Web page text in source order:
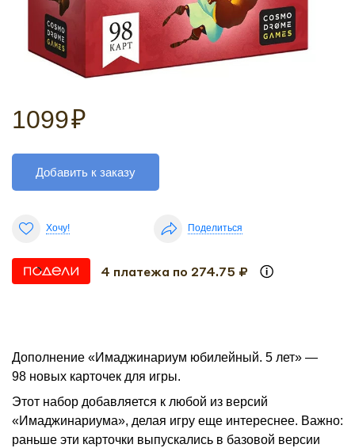
1099₽
Добавить к заказу
Хочу! Поделиться
4 платежа по 274.75 ₽
Дополнение «Имаджинариум юбилейный. 5 лет» —
98 новых карточек для игры.
Этот набор добавляется к любой из версий
«Имаджинариума», делая игру еще интереснее. Важно:
раньше эти карточки выпускались в базовой версии